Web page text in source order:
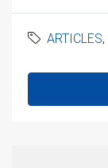
ARTICLES,